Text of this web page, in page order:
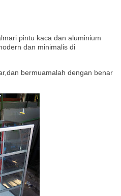
pintu kaca dan aluminium
dan minimalis di
bermuamalah dengan benar